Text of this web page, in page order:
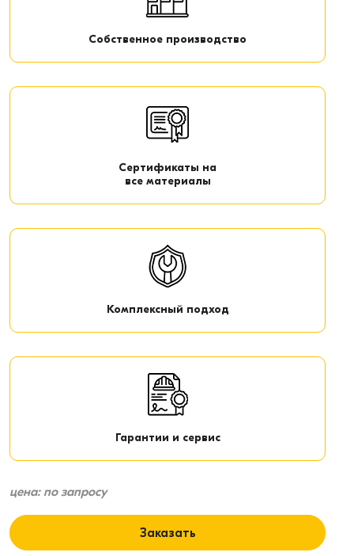
Собственное производство
Сертификаты на
все материалы
Комплексный подход
Гарантии и сервис
цена: по запросу
Заказать